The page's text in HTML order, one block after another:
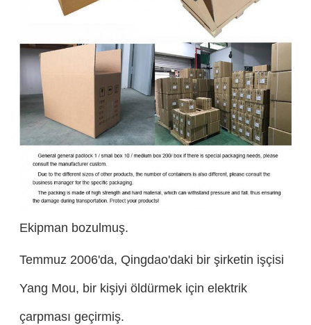
Ekipman bozulmuş.
Temmuz 2006'da, Qingdao'daki bir şirketin işçisi
Yang Mou, bir kişiyi öldürmek için elektrik
çarpması geçirmiş.